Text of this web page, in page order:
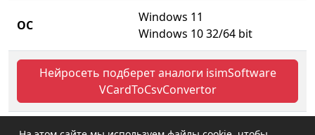
ОС
Windows 11
Windows 10 32/64 bit
Нейросеть подберет аналоги isimSoftware
VCardToCsvConvertor